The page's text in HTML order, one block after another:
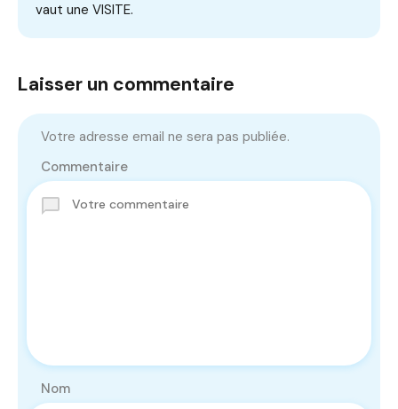
vaut une VISITE.
Laisser un commentaire
Votre adresse email ne sera pas publiée.
Commentaire
Nom